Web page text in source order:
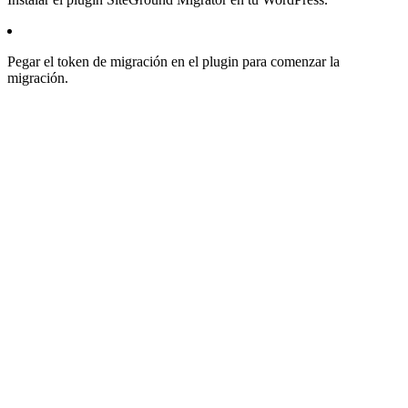
Pegar el token de migración en el plugin para comenzar la
migración.